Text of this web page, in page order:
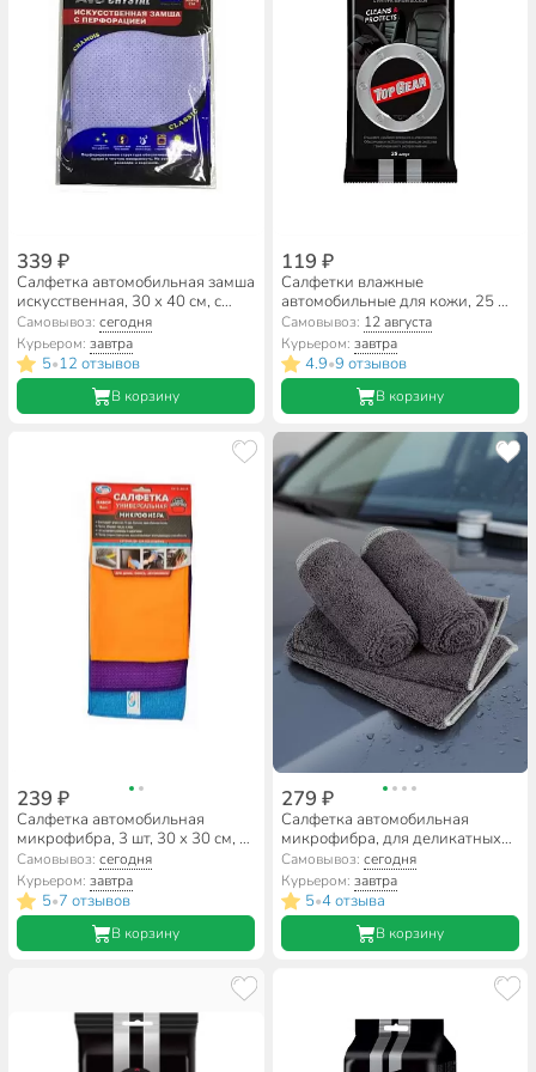
339 ₽
Салфетка автомобильная замша
искусственная, 30 х 40 см, с
перфорацией, голубая, AVS,
BCH-3040, A78951S
Самовывоз:сегодня
Курьером:завтра
5•12 отзывов
В корзину
119 ₽
Салфетки влажные
автомобильные для кожи, 25 шт,
Top Gear, 48237
Самовывоз: 12 августа
Курьером: завтра
4.9•9 отзывов
В корзину
239 ₽
Салфетка автомобильная
микрофибра, 3 шт, 30 х 30 см, в
ассортименте, AV-018013
Самовывоз:сегодня
Курьером:завтра
5•7 отзывов
В корзину
279 ₽
Салфетка автомобильная
микрофибра, для деликатных
поверхностей, 3 шт, 30 х 40 см,
Clim Art, CLA00740
Самовывоз: сегодня
Курьером: завтра
5•4 отзыва
В корзину